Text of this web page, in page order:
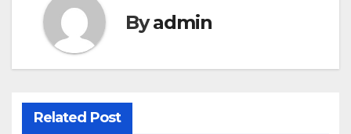
Byadmin
Related Post